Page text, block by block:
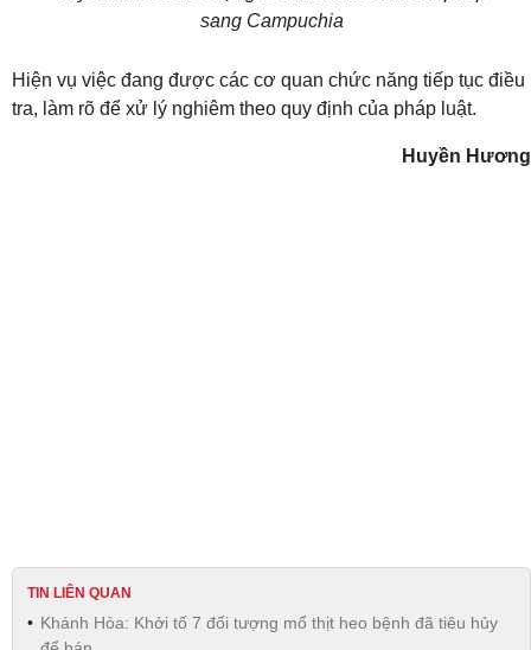
sang Campuchia
Hiện vụ việc đang được các cơ quan chức năng tiếp tục điều
tra, làm rõ để xử lý nghiêm theo quy định của pháp luật.
Huyền Hương
TIN LIÊN QUAN
Khánh Hòa: Khởi tố 7 đối tượng mổ thịt heo bệnh đã tiêu hủy